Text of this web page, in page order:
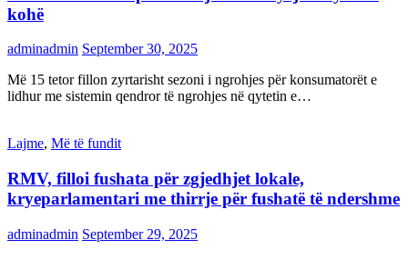
kohë
adminadmin September 30, 2025
Më 15 tetor fillon zyrtarisht sezoni i ngrohjes për konsumatorët e
lidhur me sistemin qendror të ngrohjes në qytetin e…
Lajme, Më të fundit
RMV, filloi fushata për zgjedhjet lokale,
kryeparlamentari me thirrje për fushatë të ndershme
adminadmin September 29, 2025